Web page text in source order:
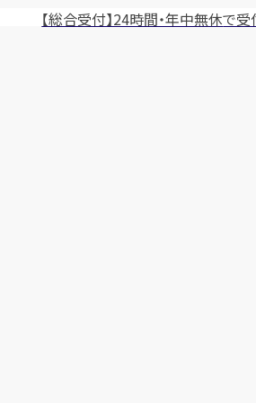
【総合受付】24時間・年中無休で受